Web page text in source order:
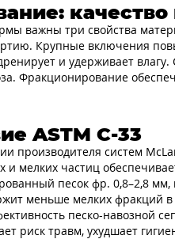
важны три свойства
Крупные включения
и удерживает
Фракционирование
ASTM C-33
производителя систем
и мелких частиц
песок фр. 0,8–2,8
меньше мелких
песко-навозной
риск травм, ухудшает